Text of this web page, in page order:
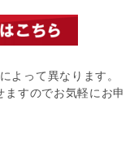
よって異なります。
すのでお気軽にお申